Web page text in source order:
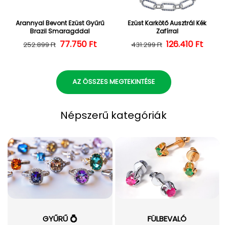
Arannyal Bevont Ezüst Gyűrű
Brazil Smaragddal
Normál ár
252.899 Ft Kedvezményes ár
77.750 Ft
Ezüst Karkötő Ausztrál Kék
Zafírral
Normál ár
431.299 Ft 126.410 Ft
AZ ÖSSZES MEGTEKINTÉSE
Népszerű kategóriák
GYŰRŰ 💍 FÜLBEVALÓ